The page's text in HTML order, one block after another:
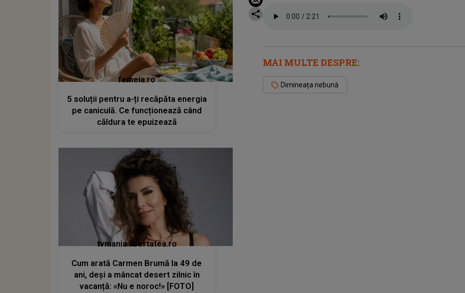
MAI MULTE DESPRE:
Dimineața nebună
femeia.ro
5 soluții pentru a-ți recăpăta energia
pe caniculă. Ce funcționează când
căldura te epuizează
tvmania.libertatea.ro
Cum arată Carmen Brumă la 49 de
ani, deși a mâncat desert zilnic în
vacanță: «Nu e noroc!» [FOTO]